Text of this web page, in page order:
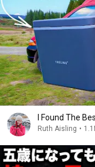
I Found The
Ruth Aisling •